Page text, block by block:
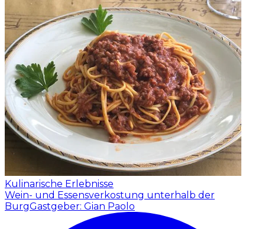
Kulinarische Erlebnisse
Wein- und Essensverkostung unterhalb der
BurgGastgeber: Gian Paolo